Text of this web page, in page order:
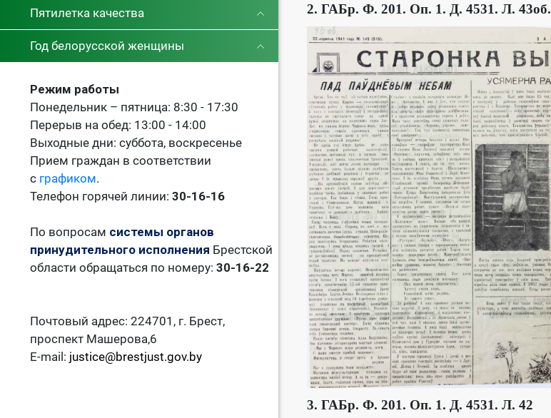
Пятилетка качества
Год белорусской женщины
Режим работы
Понедельник – пятница: 8:30 - 17:30
Перерыв на обед: 13:00 - 14:00
Выходные дни: суббота, воскресенье
Прием граждан в соответствии
с графиком.
Телефон горячей линии: 30-16-16
По вопросам системы органов
принудительного исполнения Брестской
области обращаться по номеру: 30-16-22
Почтовый адрес: 224701, г. Брест,
проспект Машерова,6
E-mail: justice@brestjust.gov.by
2. ГАБр. Ф. 201. Оп. 1. Д. 4531. Л. 43об.
3. ГАБр. Ф. 201. Оп. 1. Д. 4531. Л. 42